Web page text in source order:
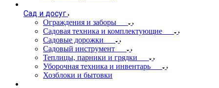
Сад и досуг
Ограждения и заборы
Садовая техника и комплектующие
Садовые дорожки
Садовый инструмент
Теплицы, парники и грядки
Уборочная техника и инвентарь
Хозблоки и бытовки